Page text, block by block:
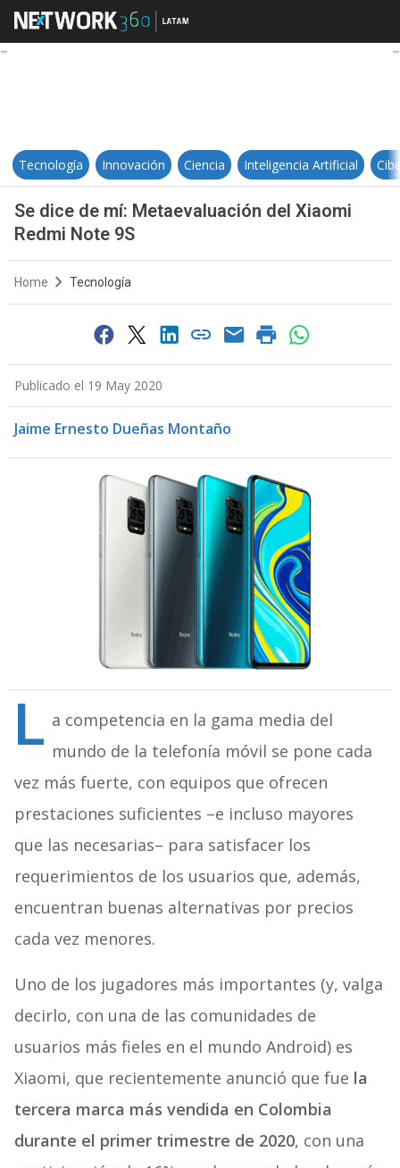
Se dice de mí: Metaevaluación
Tecnología Innovación Ciencia Inteligencia Artificial
Se dice de mí: Metaevaluación del Xiaomi
Redmi Note 9S
Home Tecnología
Publicado el 19 May 2020
Jaime Ernesto Dueñas Montaño
L a competencia en la gama media del
mundo de la telefonía móvil se pone cada
vez más fuerte, con equipos que ofrecen
prestaciones suficientes –e incluso mayores
que las necesarias– para satisfacer los
requerimientos de los usuarios que, además,
encuentran buenas alternativas por precios
cada vez menores.
Uno de los jugadores más importantes (y, valga
decirlo, con una de las comunidades de
usuarios más fieles en el mundo Android) es
Xiaomi, que recientemente anunció que fue la
tercera marca más vendida en Colombia
durante el primer trimestre de 2020, con una